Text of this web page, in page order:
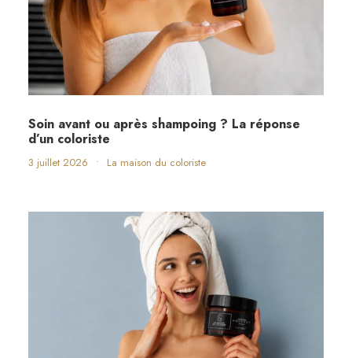
Soin avant ou après shampoing ? La réponse
d’un coloriste
3 juillet 2026 • La maison du coloriste